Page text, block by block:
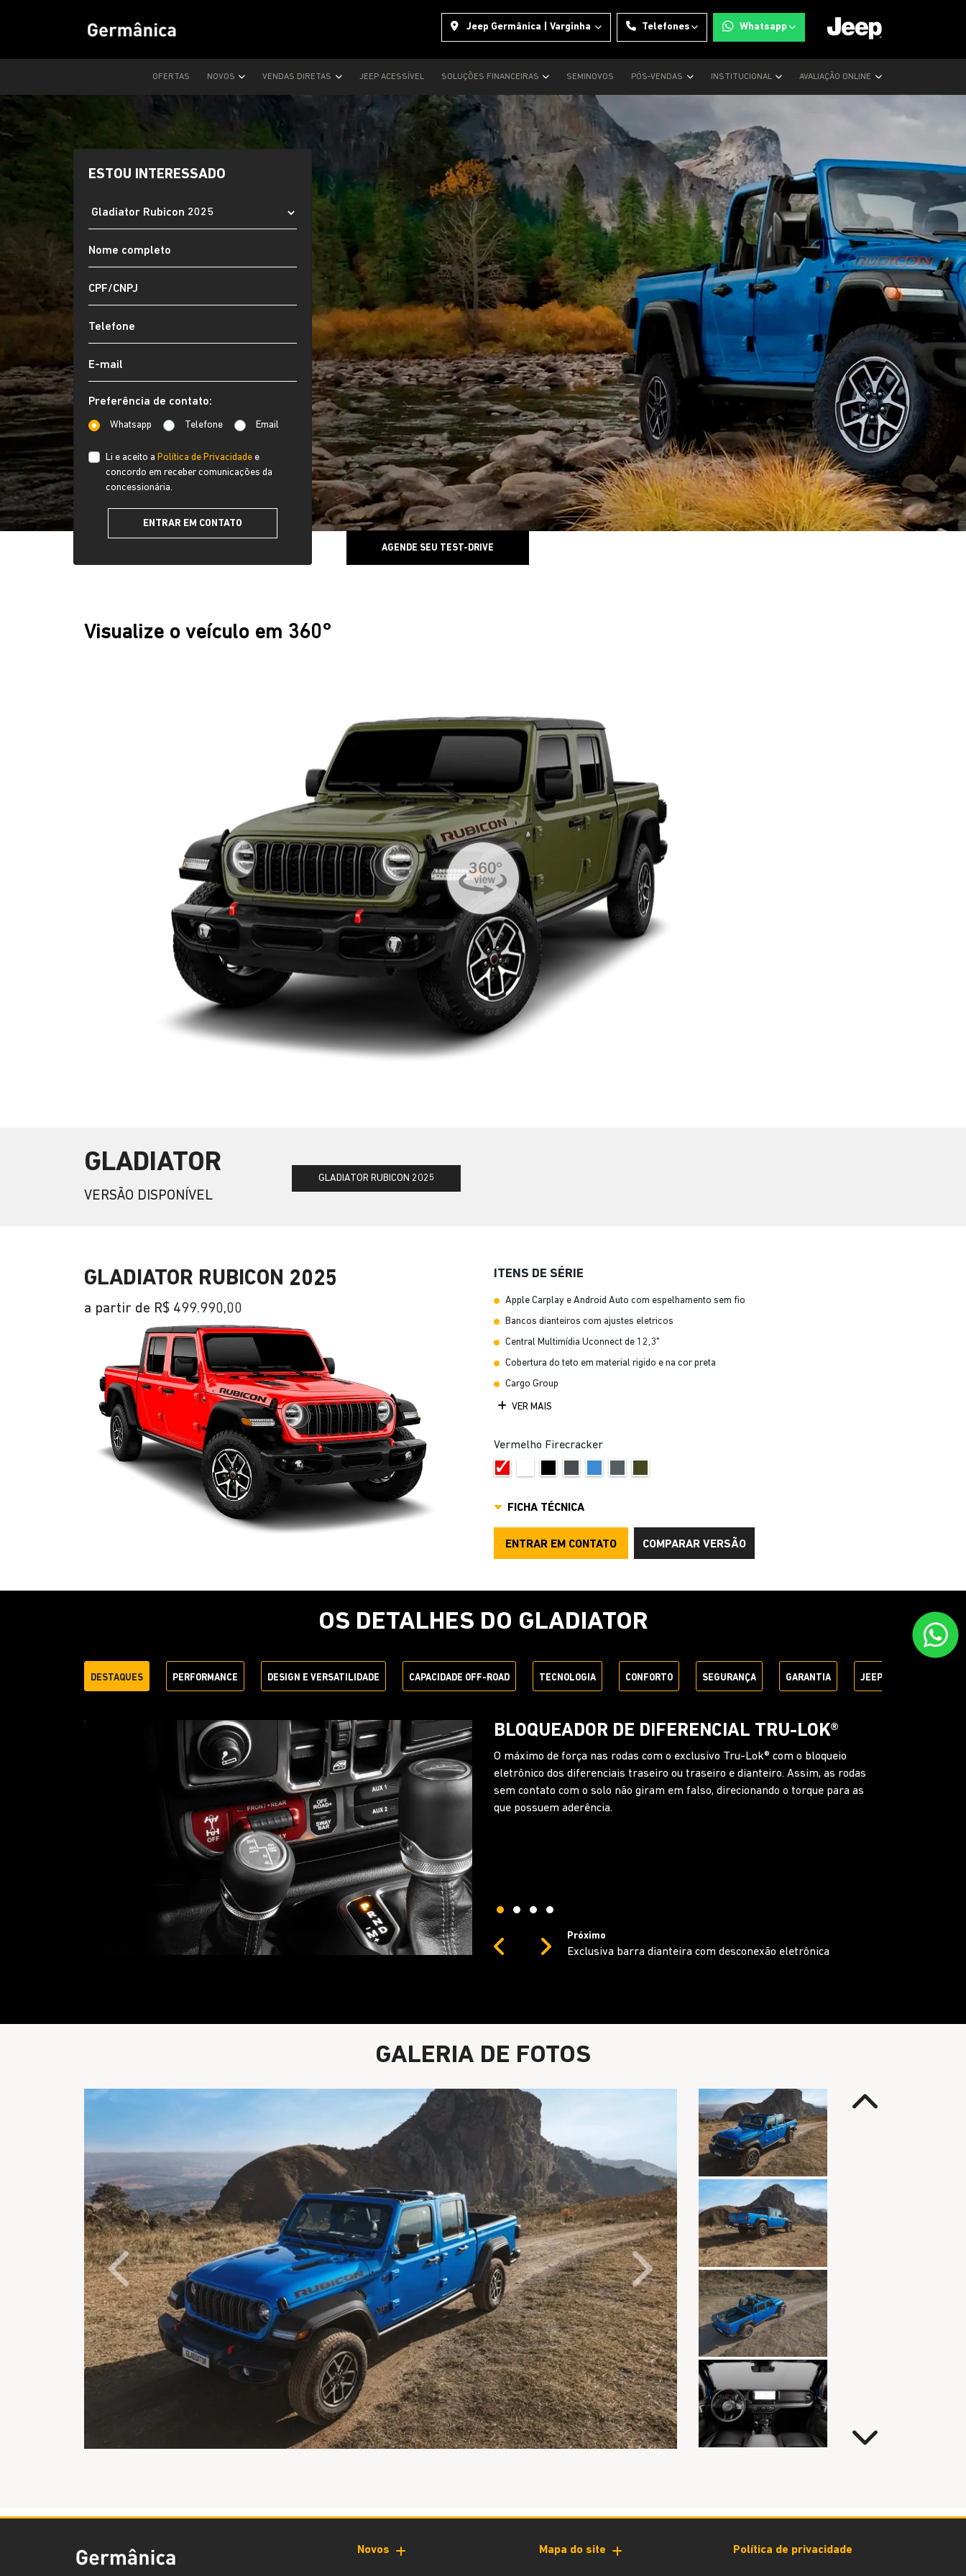
Jeep Germânica | Varginha Telefones Whatsapp
OFERTAS NOVOS VENDAS DIRETAS JEEP ACESSÍVEL SOLUÇÕES FINANCEIRAS SEMINOVOS PÓS-VENDAS INSTITUCIONAL AVALIAÇÃO ONLINE
ESTOU INTERESSADO
Preferência de contato:
Whatsapp Telefone Email
Li e aceito a Política de Privacidade e
concordo em receber comunicações da
concessionária.
ENTRAR EM CONTATO
AGENDE SEU TEST-DRIVE
Visualize o veículo em 360°
GLADIATOR
VERSÃO DISPONÍVEL
GLADIATOR RUBICON 2025
GLADIATOR RUBICON 2025
a partir de R$ 499.990,00
ITENS DE SÉRIE
Apple Carplay e Android Auto com espelhamento sem fio
Bancos dianteiros com ajustes eletricos
Central Multimídia Uconnect de 12,3"
Cobertura do teto em material rigido e na cor preta
Cargo Group
VER MAIS
Vermelho Firecracker
FICHA TÉCNICA
ENTRAR EM CONTATO COMPARAR VERSÃO
OS DETALHES DO GLADIATOR
DESTAQUES PERFORMANCE DESIGN E VERSATILIDADE CAPACIDADE OFF-ROAD TECNOLOGIA CONFORTO SEGURANÇA GARANTIA JEEP + SEM PARAR
EXCLUSIVA BARRA DIANTEIRA COM
DESCONEXÃO ELETRÔNICA
A sua aventura continua até nos terrenos mais difíceis. Com o botão SwayBar,
você desconecta a barra estabilizadora e ajuda a articulação da suspensão em
até 30%, deixando o eixo dianteiro trabalhar mais livremente.
Próximo
Câmera frontal Trailcam
PreviousNext
GALERIA DE FOTOS
Anterior Próximo
Anterior
Novos Mapa do site Política de privacidade